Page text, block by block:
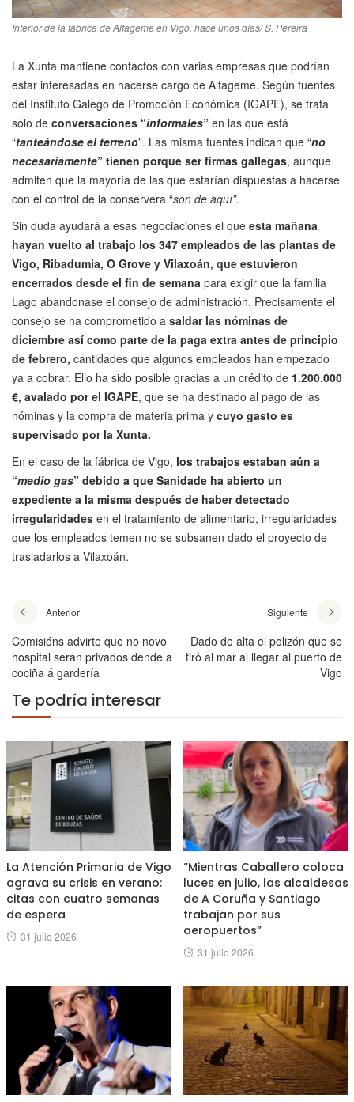
Interior de la fábrica de Alfageme en Vigo, hace unos días/ S. Pereira
La Xunta mantiene contactos con varias empresas que podrían
estar interesadas en hacerse cargo de Alfageme. Según fuentes
del Instituto Galego de Promoción Económica (IGAPE), se trata
sólo de conversaciones “informales” en las que está
“tanteándose el terreno”. Las misma fuentes indican que “no
necesariamente” tienen porque ser firmas gallegas, aunque
admiten que la mayoría de las que estarían dispuestas a hacerse
con el control de la conservera “son de aquí”.
Sin duda ayudará a esas negociaciones el que esta mañana
hayan vuelto al trabajo los 347 empleados de las plantas de
Vigo, Ribadumia, O Grove y Vilaxoán, que estuvieron
encerrados desde el fin de semana para exigir que la familia
Lago abandonase el consejo de administración. Precisamente el
consejo se ha comprometido a saldar las nóminas de
diciembre así como parte de la paga extra antes de principio
de febrero, cantidades que algunos empleados han empezado
ya a cobrar. Ello ha sido posible gracias a un crédito de 1.200.000
€, avalado por el IGAPE, que se ha destinado al pago de las
nóminas y la compra de materia prima y cuyo gasto es
supervisado por la Xunta.
En el caso de la fábrica de Vigo, los trabajos estaban aún a
“medio gas” debido a que Sanidade ha abierto un
expediente a la misma después de haber detectado
irregularidades en el tratamiento de alimentario, irregularidades
que los empleados temen no se subsanen dado el proyecto de
trasladarlos a Vilaxoán.
Anterior
Comisións advirte que no novo
hospital serán privados dende a
cociña á gardería
Siguiente
Dado de alta el polizón que se
tiró al mar al llegar al puerto de
Vigo
Te podría interesar
La Atención Primaria de Vigo
agrava su crisis en verano:
citas con cuatro semanas
de espera
Posted
31 julio 2026
“Mientras Caballero coloca
luces en julio, las alcaldesas
de A Coruña y Santiago
trabajan por sus
aeropuertos”
Posted
31 julio 2026